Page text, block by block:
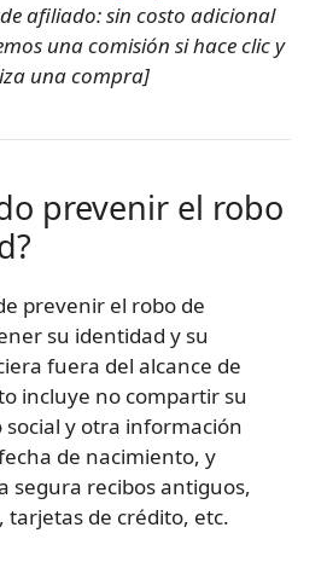
de afiliado: sin costo adicional
una comisión si hace clic y
una compra]
prevenir el robo
prevenir el robo de
su identidad y su
fuera del alcance de
incluye no compartir su
y otra información
de nacimiento, y
segura recibos antiguos,
tarjetas de crédito, etc.